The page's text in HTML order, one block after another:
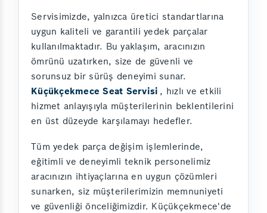
Servisimizde, yalnızca üretici standartlarına
uygun kaliteli ve garantili yedek parçalar
kullanılmaktadır. Bu yaklaşım, aracınızın
ömrünü uzatırken, size de güvenli ve
sorunsuz bir sürüş deneyimi sunar.
Küçükçekmece Seat Servisi , hızlı ve etkili
hizmet anlayışıyla müşterilerinin beklentilerini
en üst düzeyde karşılamayı hedefler.
Tüm yedek parça değişim işlemlerinde,
eğitimli ve deneyimli teknik personelimiz
aracınızın ihtiyaçlarına en uygun çözümleri
sunarken, siz müşterilerimizin memnuniyeti
ve güvenliği önceliğimizdir. Küçükçekmece'de